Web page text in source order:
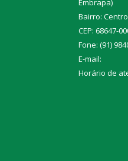
Embrapa)
Bairro: Centro
CEP: 68647-
Fone: (91)
E-mail:
Horário de